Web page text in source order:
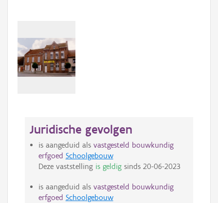
Juridische gevolgen
is aangeduid als vastgesteld bouwkundig
erfgoed Schoolgebouw
Deze vaststelling is geldigsinds 20-06-2023
is aangeduid als vastgesteld bouwkundig
erfgoed Schoolgebouw